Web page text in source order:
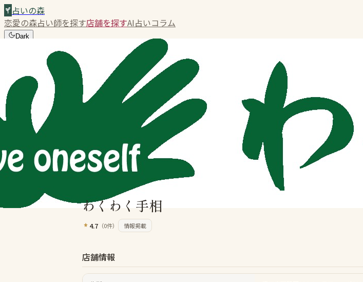
占いの森
恋愛の森占い師を探す店舗を探すAI占いコラム
Dark
恋愛の森 店舗✨AI占い📝
店舗を探す わくわく手相
わくわく手相
4.7 （0件） 情報掲載
店舗情報